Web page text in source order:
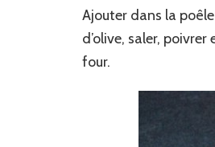
Ajouter dans la
d’olive, saler,
four.